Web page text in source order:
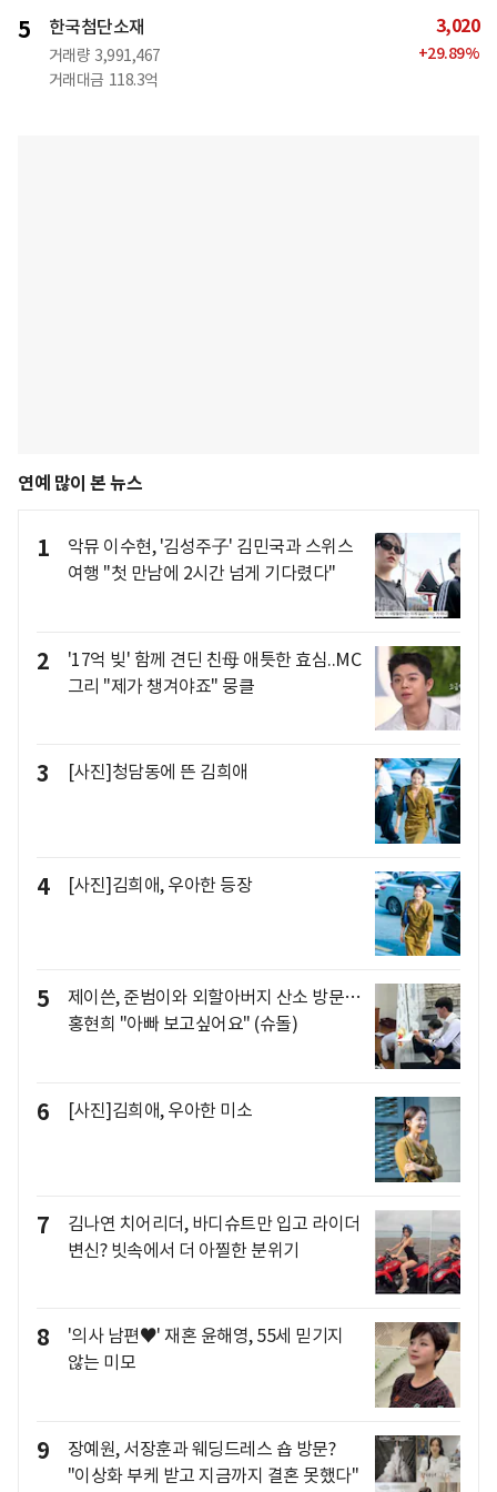
5 한국첨단소재
거래량 3,991,467
거래대금 118.3억
3,020
+29.89%
연예 많이 본 뉴스
1
악뮤 이수현, '김성주子' 김민국과 스위스
여행 "첫 만남에 2시간 넘게 기다렸다"
2
'17억 빚' 함께 견딘 친母 애틋한 효심..MC
그리 "제가 챙겨야죠" 뭉클
3 [사진]청담동에 뜬 김희애
4 [사진]김희애, 우아한 등장
5
제이쓴, 준범이와 외할아버지 산소 방문…
홍현희 "아빠 보고싶어요" (슈돌)
6 [사진]김희애, 우아한 미소
7
김나연 치어리더, 바디슈트만 입고 라이더
변신? 빗속에서 더 아찔한 분위기
8
'의사 남편♥' 재혼 윤해영, 55세 믿기지
않는 미모
9
장예원, 서장훈과 웨딩드레스 숍 방문?
"이상화 부케 받고 지금까지 결혼 못했다"